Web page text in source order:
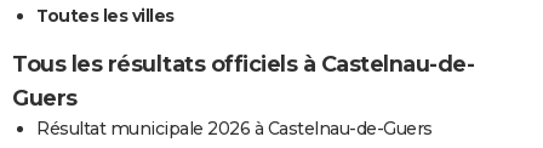
Toutes les villes
Tous les résultats officiels à Castelnau-de-
Guers
Résultat municipale 2026 à Castelnau-de-Guers